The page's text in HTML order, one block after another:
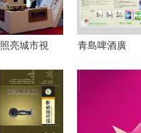
照亮城市視
箱設計與廣
告制作的卓
越之選
青島啤酒廣